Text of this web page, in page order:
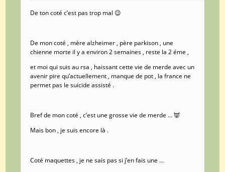
De ton coté c’est pas trop mal 😉
De mon coté , mère alzheimer , père parkison , une
chienne morte il y a environ 2 semaines , reste la 2 éme ,
et moi qui suis au rsa , haissant cette vie de merde avec un
avenir pire qu’actuellement , manque de pot , la france ne
permet pas le suicide assisté .
Bref de mon coté , c’est une grosse vie de merde … 👿
Mais bon , je suis encore là .
Coté maquettes , je ne sais pas si j’en fais une …